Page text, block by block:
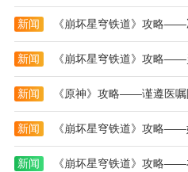
新闻 《崩坏星穹铁道》攻略
新闻 《崩坏星穹铁道》攻略
新闻 《原神》攻略——谨遵医
新闻
新闻